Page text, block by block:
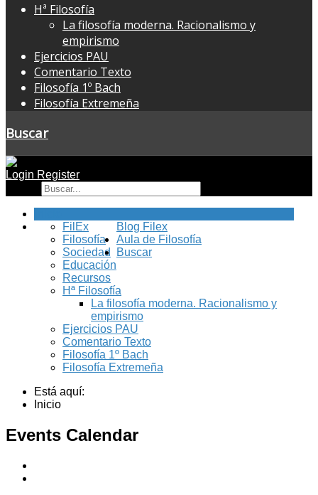
Hª Filosofía
La filosofía moderna. Racionalismo y
empirismo
Ejercicios PAU
Comentario Texto
Filosofía 1º Bach
Filosofía Extremeña
Buscar
Login Register
Blog Filex
FilEx
Filosofía
Sociedad
Educación
Recursos
Aula de Filosofía
Hª Filosofía
La filosofía moderna. Racionalismo y
empirismo
Ejercicios PAU
Comentario Texto
Filosofía 1º Bach
Filosofía Extremeña
Buscar
Está aquí:
Inicio
Events Calendar